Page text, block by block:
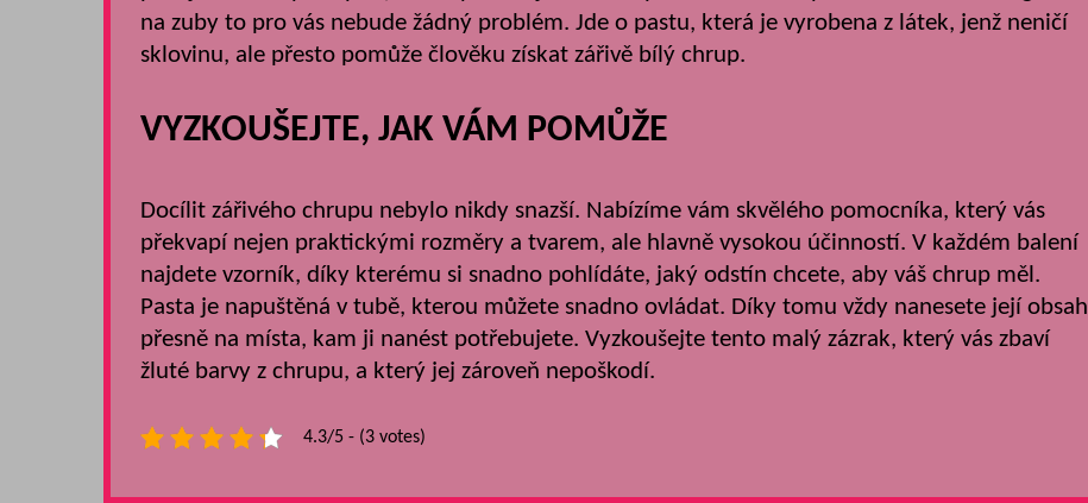
na zuby to pro vás nebude žádný problém. Jde o pastu, která je vyrobena z látek, jenž neničí
sklovinu, ale přesto pomůže člověku získat zářivě bílý chrup.
VYZKOUŠEJTE, JAK VÁM POMŮŽE
Docílit zářivého chrupu nebylo nikdy snazší. Nabízíme vám skvělého pomocníka, který vás
překvapí nejen praktickými rozměry a tvarem, ale hlavně vysokou účinností. V každém balení
najdete vzorník, díky kterému si snadno pohlídáte, jaký odstín chcete, aby váš chrup měl.
Pasta je napuštěná v tubě, kterou můžete snadno ovládat. Díky tomu vždy nanesete její obsah
přesně na místa, kam ji nanést potřebujete. Vyzkoušejte tento malý zázrak, který vás zbaví
žluté barvy z chrupu, a který jej zároveň nepoškodí.
4.3/5 - (3 votes)